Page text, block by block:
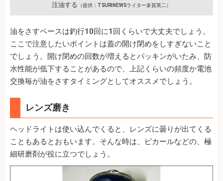
注油する （提供：TSURINEWSライター多賀英二）
油をさすペースは釣行10回に1回くらいで大丈夫でしょう。
ここで注意したいポイントは蓋の開け閉めをしすぎないこと
でしょう。開け閉めの回数が増えるとパッキンがいたみ、防
水性能が低下することがあるので、上記くらいの頻度か電池
交換毎が油をさすタイミングとしてオススメでしょう。
レンズ磨き
ヘッドライトは使い込んでくると、レンズに曇りが出てくる
こともあるとおもいます。そんな時は、ピカールなどの、極
細研磨剤が役に立つでしょう。